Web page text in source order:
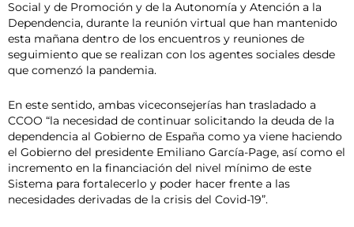
Social y de Promoción y de la Autonomía y Atención a la
Dependencia, durante la reunión virtual que han mantenido
esta mañana dentro de los encuentros y reuniones de
seguimiento que se realizan con los agentes sociales desde
que comenzó la pandemia.
En este sentido, ambas viceconsejerías han trasladado a
CCOO “la necesidad de continuar solicitando la deuda de la
dependencia al Gobierno de España como ya viene haciendo
el Gobierno del presidente Emiliano García-Page, así como el
incremento en la financiación del nivel mínimo de este
Sistema para fortalecerlo y poder hacer frente a las
necesidades derivadas de la crisis del Covid-19”.